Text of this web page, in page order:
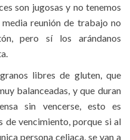
son jugosas y no tenemos
reunión de trabajo no
pero sí los arándanos
libres de gluten, que
balanceadas, y que duran
sin vencerse, esto es
de vencimiento, porque si al
persona celiaca, se van a